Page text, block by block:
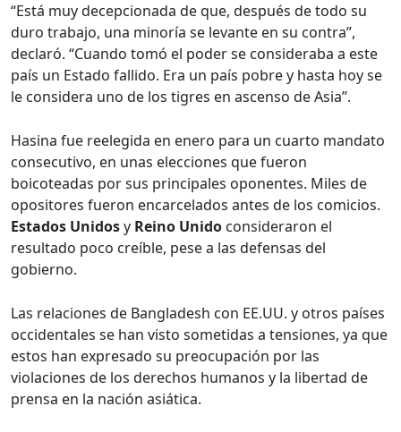
“Está muy decepcionada de que, después de todo su
duro trabajo, una minoría se levante en su contra”,
declaró. “Cuando tomó el poder se consideraba a este
país un Estado fallido. Era un país pobre y hasta hoy se
le considera uno de los tigres en ascenso de Asia”.
Hasina fue reelegida en enero para un cuarto mandato
consecutivo, en unas elecciones que fueron
boicoteadas por sus principales oponentes. Miles de
opositores fueron encarcelados antes de los comicios.
Estados Unidosy Reino Unido consideraron el
resultado poco creíble, pese a las defensas del
gobierno.
Las relaciones de Bangladesh con EE.UU. y otros países
occidentales se han visto sometidas a tensiones, ya que
estos han expresado su preocupación por las
violaciones de los derechos humanos y la libertad de
prensa en la nación asiática.